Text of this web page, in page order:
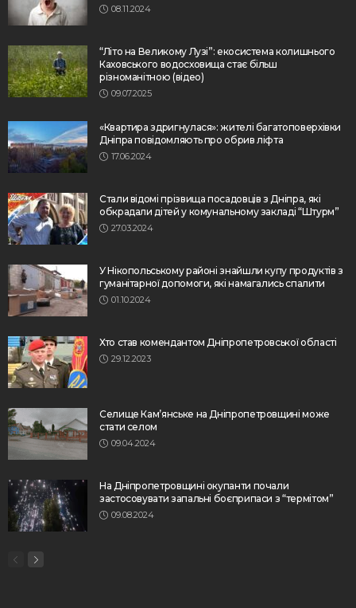
08.11.2024
“Літо на Великому Лузі”: екосистема колишнього
Каховського водосховища стає більш
різноманітною (відео)
09.07.2025
«Квартира здригнулася»: жителі багатоповерхівки
Дніпра повідомляють про обрив ліфта
17.06.2024
Стали відомі прізвища посадовців з Дніпра, які
обкрадали дітей у комунальному закладі “Штурм”
27.03.2024
У Нікопольському районі знайшли купу продуктів з
гуманітарної допомоги, які намагались спалити
01.10.2024
Хто став комендантом Дніпропетровської області
29.12.2023
Селище Кам’янське на Дніпропетровщині може
стати селом
09.04.2024
На Дніпропетровщині окупанти почали
застосовувати запальні боєприпаси з “термітом”
09.08.2024